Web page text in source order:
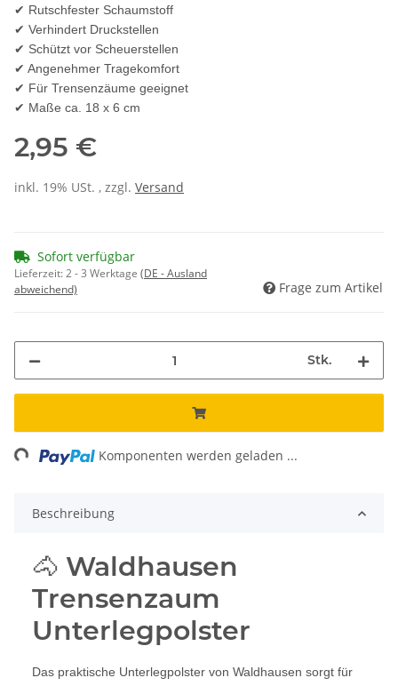
✔ Rutschfester Schaumstoff
✔ Verhindert Druckstellen
✔ Schützt vor Scheuerstellen
✔ Angenehmer Tragekomfort
✔ Für Trensenzäume geeignet
✔ Maße ca. 18 x 6 cm
2,95 €
inkl. 19% USt. , zzgl. Versand
Sofort verfügbar
Lieferzeit:2 - 3 Werktage (DE - Ausland
abweichend)
Frage zum Artikel
Stk.
Komponenten werden geladen ...
Beschreibung
🐴 Waldhausen
Trensenzaum
Unterlegpolster
Das praktische Unterlegpolster von Waldhausen sorgt für